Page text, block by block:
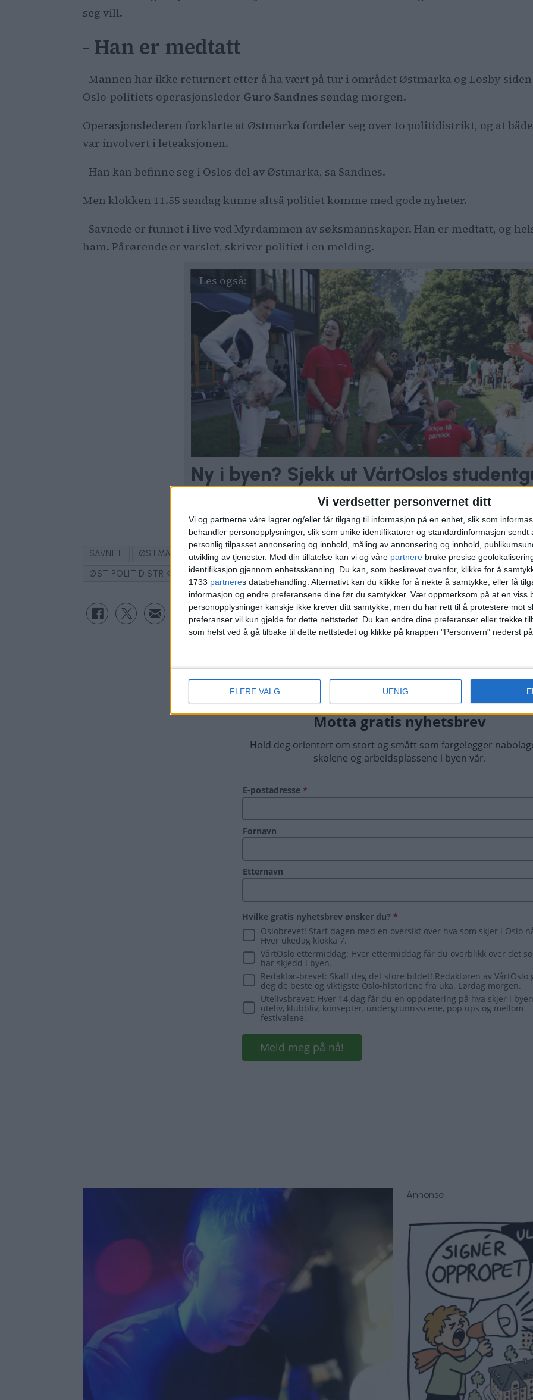
Vi verdsetter personvernet ditt
Vi og partnerne våre lagrer og/eller får tilgang til informasjon på en enhet, slik som
behandler personopplysninger, slik som unike identifikatorer og standardinformasjon sendt
personlig tilpasset annonsering og innhold, måling av annonsering og innhold,
utvikling av tjenester. Med din tillatelse kan vi og våre partnere bruke presise
identifikasjon gjennom enhetsskanning. Du kan, som beskrevet ovenfor, klikke for å
1733 partneres databehandling. Alternativt kan du klikke for å nekte å samtykke, eller få
informasjon og endre preferansene dine før du samtykker. Vær oppmerksom på at en viss
personopplysninger kanskje ikke krever ditt samtykke, men du har rett til å protestere mot
preferanser vil kun gjelde for dette nettstedet. Du kan endre dine preferanser eller trekke
som helst ved å gå tilbake til dette nettstedet og klikke på knappen "Personvern" nederst på
FLERE VALG UENIG
seg vill.
- Han er medtatt
- Mannen har ikke returnert etter å ha vært på tur i området Østmarka og Losby
Oslo-politiets operasjonsleder Guro Sandnes søndag morgen.
Operasjonslederen forklarte at Østmarka fordeler seg over to politidistrikt, og at
var involvert i leteaksjonen.
- Han kan befinne seg i Oslos del av Østmarka, sa Sandnes.
Men klokken 11.55 søndag kunne altså politiet komme med gode nyheter.
- Savnede er funnet i live ved Myrdammen av søksmannskaper. Han er medtatt, og
ham. Pårørende er varslet, skriver politiet i en melding.
Ny i byen? Sjekk ut VårtOslos
SAVNET ØSTMARKA HUNDEPATRULJE JOAKIM ORMÅSEN LETEAKSJON NYHET OSLO
ØST POLITIDISTRIKT
Annonse